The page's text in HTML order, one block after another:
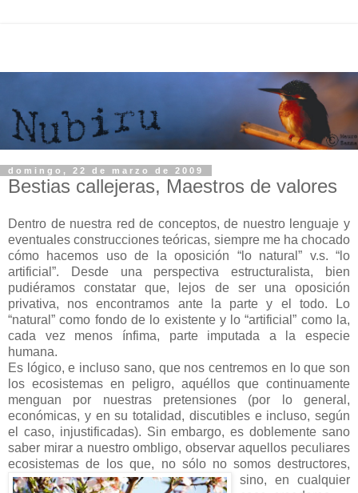
domingo, 22 de marzo de 2009
Bestias callejeras, Maestros de valores
Dentro de nuestra red de conceptos, de nuestro lenguaje y
eventuales construcciones teóricas, siempre me ha chocado
cómo hacemos uso de la oposición “lo natural” v.s. “lo
artificial”. Desde una perspectivaestructuralista, bien
pudiéramos constatar que, lejos de ser una oposición
privativa, nos encontramos ante la parte y el todo. Lo
“natural” como fondo de lo existente y lo “artificial” como la,
cada vez menos ínfima, parte imputada a la especie
humana.
Es lógico, e incluso sano, que nos centremos en lo que son
los ecosistemas en peligro, aquéllos que continuamente
menguan por nuestras pretensiones (por lo general,
económicas, y en su totalidad, discutibles e incluso, según
el caso, injustificadas). Sin embargo, es doblemente sano
saber mirar a nuestro ombligo, observar aquellos peculiares
ecosistemas de los que, no sólo no somos destructores,
sino, en cualquier